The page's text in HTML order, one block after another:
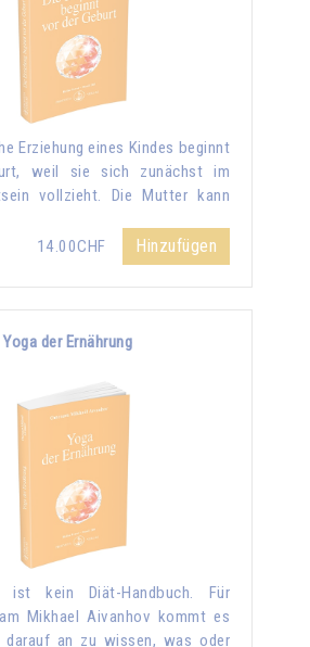
Erziehung eines Kindes beginnt
weil sie sich zunächst im
vollzieht. Die Mutter kann
14.00CHF
Hinzufügen
Yoga der Ernährung
ist kein Diät-Handbuch. Für
Mikhael Aivanhov kommt es
an zu wissen, was oder